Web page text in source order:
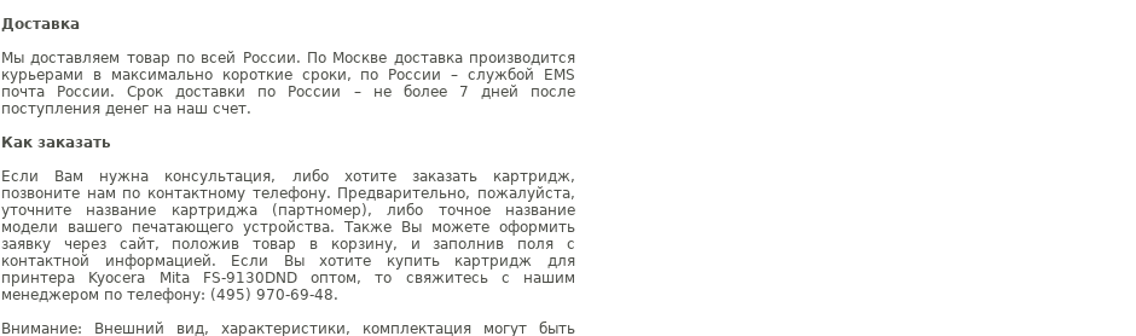
Доставка
Мы доставляем товар по всей России. По Москве доставка производится
курьерами в максимально короткие сроки, по России – службой EMS
почта России. Срок доставки по России – не более 7 дней после
поступления денег на наш счет.
Как заказать
Если Вам нужна консультация, либо хотите заказать картридж,
позвоните нам по контактному телефону. Предварительно, пожалуйста,
уточните название картриджа (партномер), либо точное название
модели вашего печатающего устройства. Также Вы можете оформить
заявку через сайт, положив товар в корзину, и заполнив поля с
контактной информацией. Если Вы хотите купить картридж для
принтера Kyocera Mita FS-9130DND оптом, то свяжитесь с нашим
менеджером по телефону: (495) 970-69-48.
Внимание: Внешний вид, характеристики, комплектация могут быть